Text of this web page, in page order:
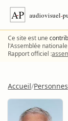
Aller au contenu
Ce site est une
l'Assemblée
Rapport officiel :
Accueil/Personnes